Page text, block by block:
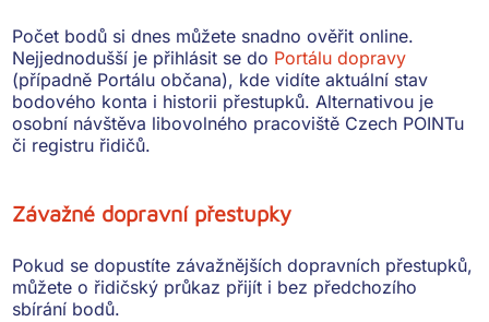
Počet bodů si dnes můžete snadno ověřit online.
Nejjednodušší je přihlásit se do Portálu dopravy
(případně Portálu občana), kde vidíte aktuální stav
bodového konta i historii přestupků. Alternativou je
osobní návštěva libovolného pracoviště Czech POINTu
či registru řidičů.
Závažné dopravní přestupky
Pokud se dopustíte závažnějších dopravních přestupků,
můžete o řidičský průkaz přijít i bez předchozího
sbírání bodů.